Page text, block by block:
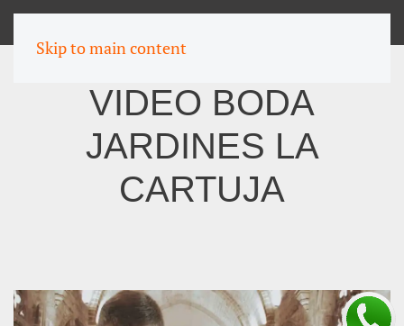
Skip to main content
VIDEO BODA
JARDINES LA
CARTUJA